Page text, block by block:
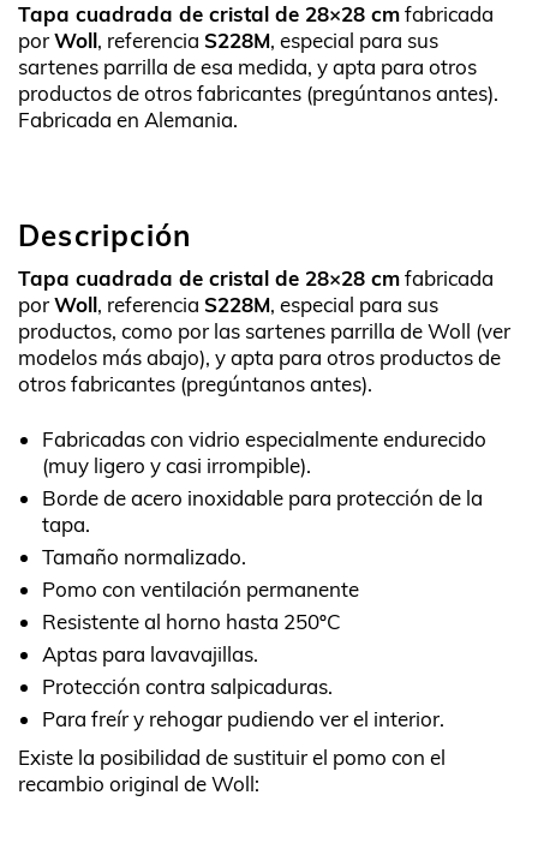
Tapa cuadrada de cristal de 28×28 cmfabricada
porWoll, referencia S228M, especial para sus
sartenes parrilla de esa medida, y apta para otros
productos de otros fabricantes (pregúntanos antes).
Fabricada en Alemania.
Descripción
Tapa cuadrada de cristal de 28×28 cmfabricada
porWoll, referencia S228M, especial para sus
productos, como por las sartenes parrilla de Woll (ver
modelos más abajo), y apta para otros productos de
otros fabricantes (pregúntanos antes).
Fabricadas con vidrio especialmente endurecido
(muy ligero y casi irrompible).
Borde de acero inoxidable para protección de la
tapa.
Tamaño normalizado.
Pomo con ventilación permanente
Resistente al horno hasta 250ºC
Aptas para lavavajillas.
Protección contra salpicaduras.
Para freír y rehogar pudiendo ver el interior.
Existe la posibilidad de sustituir el pomo con el
recambio original de Woll: